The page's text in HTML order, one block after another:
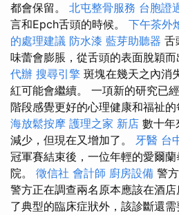
都會保留。 北屯整骨服務 台胞證
言和Epch舌頭的時候。 下午茶外
的處理建議 防水漆 藍芽助聽器 舌
味蕾會膨脹，從舌頭的表面脫穎而
代辦 搜尋引擎 斑塊在幾天之內消
紅可能會繼續。 一項新的研究已
階段感覺更好的心理健康和福祉的
海放鬆按摩 護理之家 新店 數十年
減少，但現在又增加了。 牙醫 台
冠軍賽結束後，一位年輕的愛爾
院。 徵信社 會計師 廚房設備 警
警方正在調查兩名原本應該在酒
了典型的臨床症狀外，該診斷還需